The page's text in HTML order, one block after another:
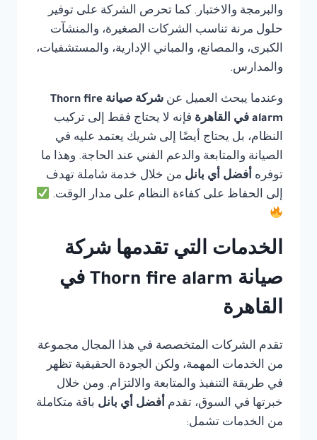
والبرمجة والاختبار. كما تحرص الشركة على توفير
حلول مرنة تناسب الشركات الصغيرة، والمنشآت
الكبرى، والمصانع، والمباني الإدارية، والمستشفيات،
والمدارس.
وعندما يبحث العميل عن
شركة صيانة Thorn fire
alarm في القاهرة
فإنه لا يحتاج فقط إلى تركيب
النظام، بل يحتاج أيضًا إلى شريك يعتمد عليه في
الصيانة والمتابعة والدعم الفني عند الحاجة. وهذا ما
توفره أفضل أي بانل من خلال خدمة شاملة تهدف
إلى الحفاظ على كفاءة النظام على مدار الوقت.
الخدمات التي تقدمها شركة
صيانة Thorn fire alarm في
القاهرة
تقدم الشركات المتخصصة في هذا المجال مجموعة
من الخدمات المهمة، ولكن الجودة الحقيقية تظهر
في طريقة التنفيذ والمتابعة والالتزام. ومن خلال
خبرتها في السوق، تقدم أفضل أي بانل باقة متكاملة
من الخدمات تشمل: